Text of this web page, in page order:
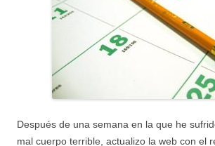
Después de una semana en la que he
mal cuerpo terrible, actualizo la web con el